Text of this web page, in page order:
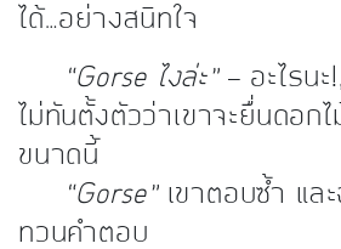
ได้…อย่างสนิทใจ
“Gorse ไงล่ะ”— อะไรน
ไม่ทันตั้งตัวว่าเขาจะยื่นดอก
ขนาดนี้
“Gorse”เขาตอบซ้ำ และ
ทวนคำตอบ